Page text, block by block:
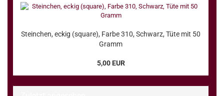
Steinchen, eckig (square), Farbe 310, Schwarz, Tüte mit 50
Gramm
5,00 EUR